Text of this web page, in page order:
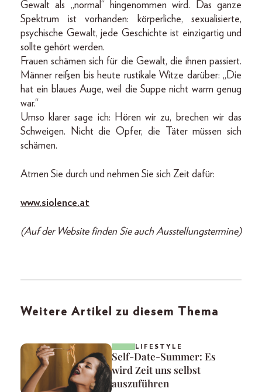
Gewalt als „normal“ hingenommen wird. Das ganze
Spektrum ist vorhanden: körperliche, sexualisierte,
psychische Gewalt, jede Geschichte ist einzigartig und
sollte gehört werden.
Frauen schämen sich für die Gewalt, die ihnen passiert.
Männer reißen bis heute rustikale Witze darüber: „Die
hat ein blaues Auge, weil die Suppe nicht warm genug
war.“
Umso klarer sage ich: Hören wir zu, brechen wir das
Schweigen. Nicht die Opfer, die Täter müssen sich
schämen.
Atmen Sie durch und nehmen Sie sich Zeit dafür:
www.siolence.at
(Auf der Website finden Sie auch Ausstellungstermine)
Weitere Artikel zu diesem Thema
LIFESTYLE
Self-Date-Summer: Es
wird Zeit uns selbst
auszuführen